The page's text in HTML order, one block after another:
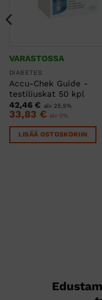
VARASTOSSA
DIABETES
Accu-Chek Guide -
testiliuskat 50 kpl
42,46 € alv 25,5%
33,83 € alv 0%
LISÄÄ OSTOSKORIIN